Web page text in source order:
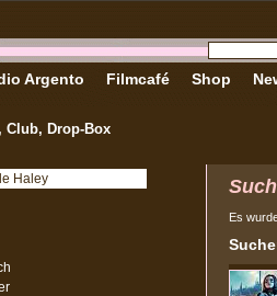
Club, Drop-Box
Argento Filmcafé Shop
Es